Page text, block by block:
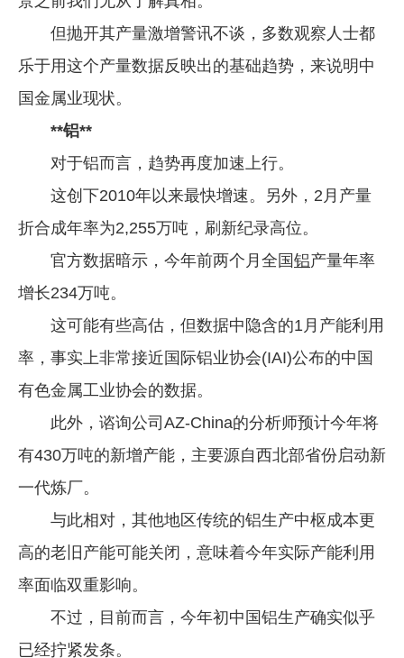
但抛开其产量激增警讯不谈，多数观察人士都
乐于用这个产量数据反映出的基础趋势，来说明中
国金属业现状。
**铝**
对于铝而言，趋势再度加速上行。
这创下2010年以来最快增速。另外，2月产量
折合成年率为2,255万吨，刷新纪录高位。
官方数据暗示，今年前两个月全国铝产量年率
增长234万吨。
这可能有些高估，但数据中隐含的1月产能利用
率，事实上非常接近国际铝业协会(IAI)公布的中国
有色金属工业协会的数据。
此外，谘询公司AZ-China的分析师预计今年将
有430万吨的新增产能，主要源自西北部省份启动新
一代炼厂。
与此相对，其他地区传统的铝生产中枢成本更
高的老旧产能可能关闭，意味着今年实际产能利用
率面临双重影响。
不过，目前而言，今年初中国铝生产确实似乎
已经拧紧发条。